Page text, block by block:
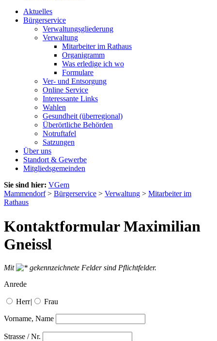
Aktuelles
Bürgerservice
Verwaltungsgliederung
Verwaltung
Mitarbeiter im Rathaus
Organigramm
Was erledige ich wo
Formulare
Ver- und Entsorgung
Online Service
Interessante Links
Wahlen
Gesundheit (überregional)
Überörtliche Behörden
Notruftafel
Satzungen
Über uns
Standort & Gewerbe
Mitgliedsgemeinden
Sie sind hier: VGem
Mammendorf> Bürgerservice > Verwaltung > Mitarbeiter im
Rathaus
Kontaktformular Maximilian
Gneissl
Mit
gekennzeichnete Felder sind Pflichtfelder.
Anrede
Herr| Frau
Vorname, Name
Strasse / Nr.